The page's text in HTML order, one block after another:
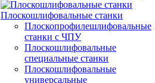
Плоскошлифовальные станки
Плоскопрофилешлифовальные
станки с ЧПУ
Плоскошлифовальные
специальные станки
Плоскошлифовальные
универсальные